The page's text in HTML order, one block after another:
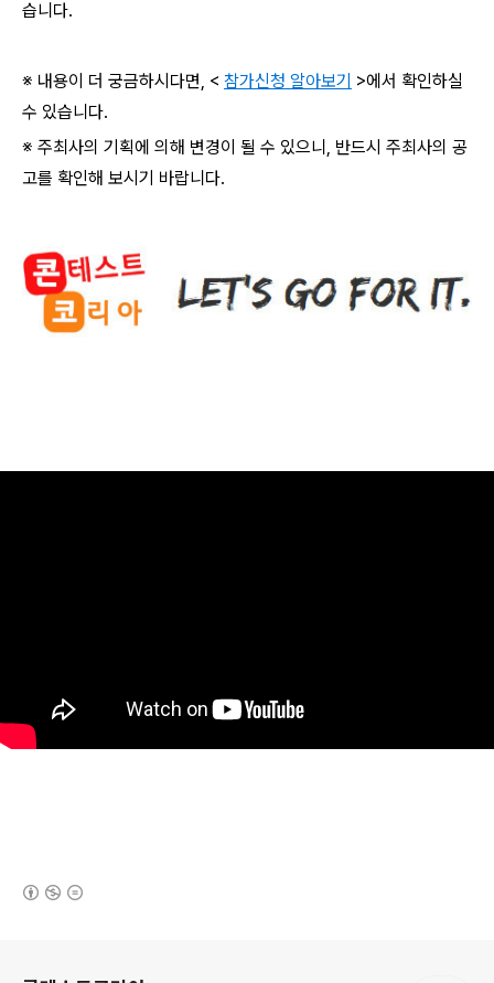
습니다.
※ 내용이 더 궁금하시다면, < 참가신청 알아보기 >에서 확인하실
수 있습니다.
※ 주최사의 기획에 의해 변경이 될 수 있으니, 반드시 주최사의 공
고를 확인해 보시기 바랍니다.